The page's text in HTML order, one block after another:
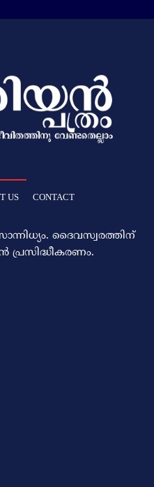
US CONTACT
ദൈവസ്വരത്തിന്‌